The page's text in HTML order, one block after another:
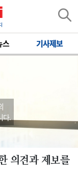
스 기사제보
다.
의견과 제보를